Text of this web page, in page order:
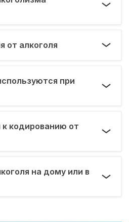
от алкоголя
при
к кодированию от
на дому или в